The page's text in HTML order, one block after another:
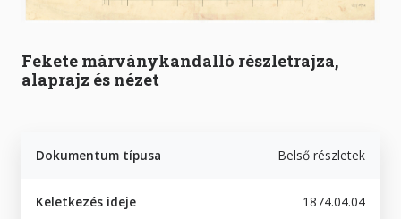
Fekete márványkandalló részletrajza,
alaprajz és nézet
Dokumentum típusa Belső részletek
Keletkezés ideje 1874.04.04